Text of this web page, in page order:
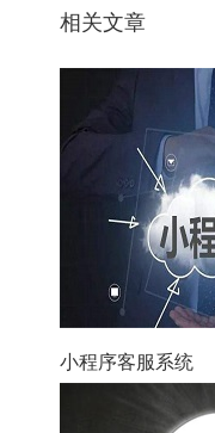
相关文章
小程序客服系统